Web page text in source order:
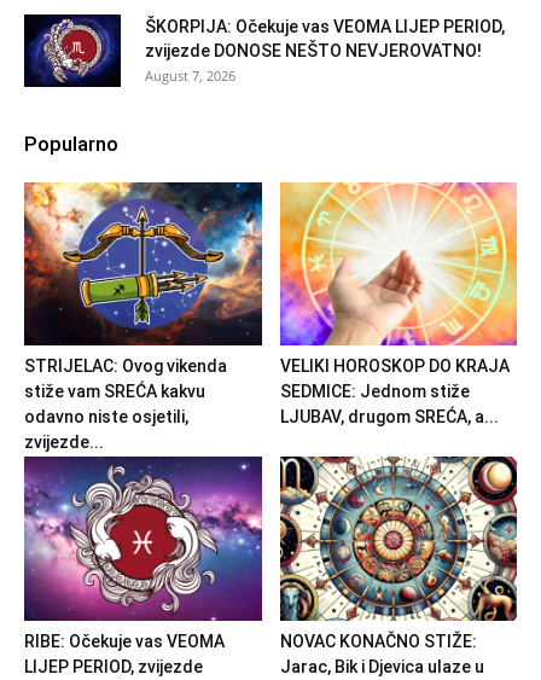
ŠKORPIJA: Očekuje vas VEOMA LIJEP PERIOD,
zvijezde DONOSE NEŠTO NEVJEROVATNO!
August 7, 2026
Popularno
STRIJELAC: Ovog vikenda
stiže vam SREĆA kakvu
odavno niste osjetili,
zvijezde...
VELIKI HOROSKOP DO KRAJA
SEDMICE: Jednom stiže
LJUBAV, drugom SREĆA, a...
RIBE: Očekuje vas VEOMA
LIJEP PERIOD, zvijezde
NOVAC KONAČNO STIŽE:
Jarac, Bik i Djevica ulaze u